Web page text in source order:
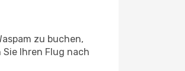
zu buchen,
Ihren Flug nach